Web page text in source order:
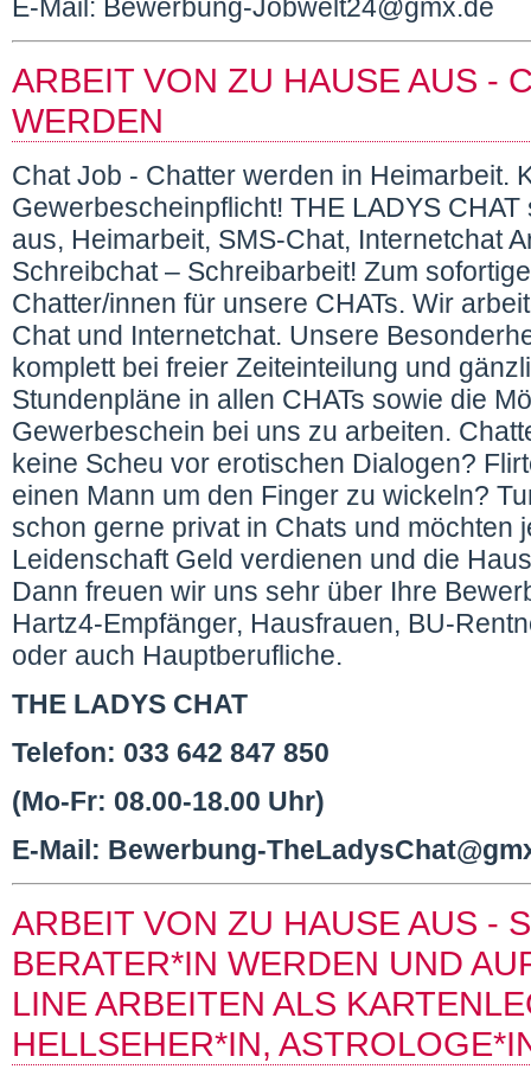
E-Mail: Bewerbung-Jobwelt24@gmx.de
ARBEIT VON ZU HAUSE AUS -
WERDEN
Chat Job - Chatter werden in Heimarbeit.
Gewerbescheinpflicht! THE LADYS
aus, Heimarbeit, SMS-Chat, Internetchat
Schreibchat – Schreibarbeit! Zum
Chatter/innen für unsere CHATs. Wir
Chat und Internetchat. Unsere
komplett bei freier Zeiteinteilung und
Stundenpläne in allen CHATs sowie die
Gewerbeschein bei uns zu arbeiten.
keine Scheu vor erotischen Dialogen?
einen Mann um den Finger zu wickeln?
schon gerne privat in Chats und möchten
Leidenschaft Geld verdienen und die
Dann freuen wir uns sehr über Ihre
Hartz4-Empfänger, Hausfrauen, BU-
oder auch Hauptberufliche.
THE LADYS CHAT
Telefon: 033 642 847 850
(Mo-Fr: 08.00-18.00 Uhr)
E-Mail: Bewerbung-
ARBEIT VON ZU HAUSE AUS -
BERATER*IN WERDEN UND
LINE ARBEITEN ALS
HELLSEHER*IN,